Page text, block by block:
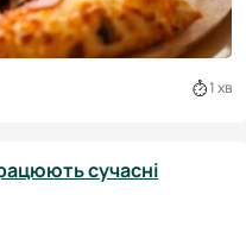
1 хв
сучасні